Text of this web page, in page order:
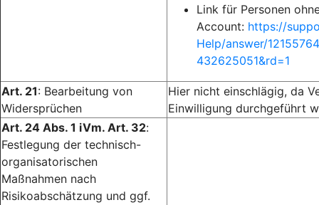
Link für Personen
Account: https://
Help/answer/
432625051&rd=1
Art. 21: Bearbeitung von
Widersprüchen
Hier nicht einschlägig, da
Einwilligung durchgeführt
Art. 24 Abs. 1 iVm. Art. 32:
Festlegung der technisch-
organisatorischen
Maßnahmen nach
Risikoabschätzung und ggf.